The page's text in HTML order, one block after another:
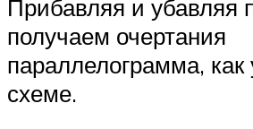
Прибавляя и убавляя
получаем очертания
параллелограмма, как
схеме.